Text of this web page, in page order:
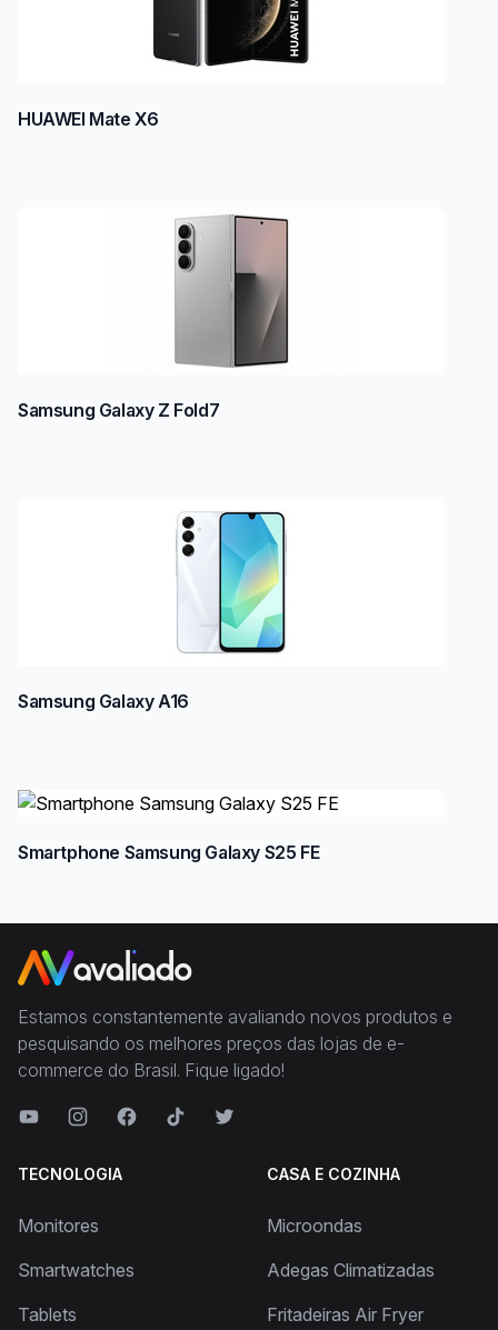
HUAWEI Mate X6
Samsung Galaxy Z Fold7
Samsung Galaxy A16
Smartphone Samsung Galaxy S25 FE
Estamos constantemente avaliando novos produtos e
pesquisando os melhores preços das lojas de e-
commerce do Brasil. Fique ligado!
TECNOLOGIA
Monitores
Smartwatches
Tablets
CASA E COZINHA
Microondas
Adegas Climatizadas
Fritadeiras Air Fryer